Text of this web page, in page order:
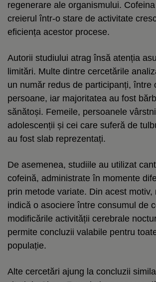
regenerare ale organismului.
creierul într-o stare de activitate
eficiența acestor procese.
Autorii studiului atrag însă atenția
limitări. Multe dintre cercetările
un număr redus de participanți, între
persoane, iar majoritatea au fost
sănătoși. Femeile, persoanele
adolescenții și cei care suferă de
au fost slab reprezentați.
De asemenea, studiile au utilizat
cofeină, administrate în momente
prin metode variate. Din acest motiv,
indică o asociere între consumul de
modificările activității cerebrale
permite concluzii valabile pentru
populație.
Alte cercetări ajung la concluzii